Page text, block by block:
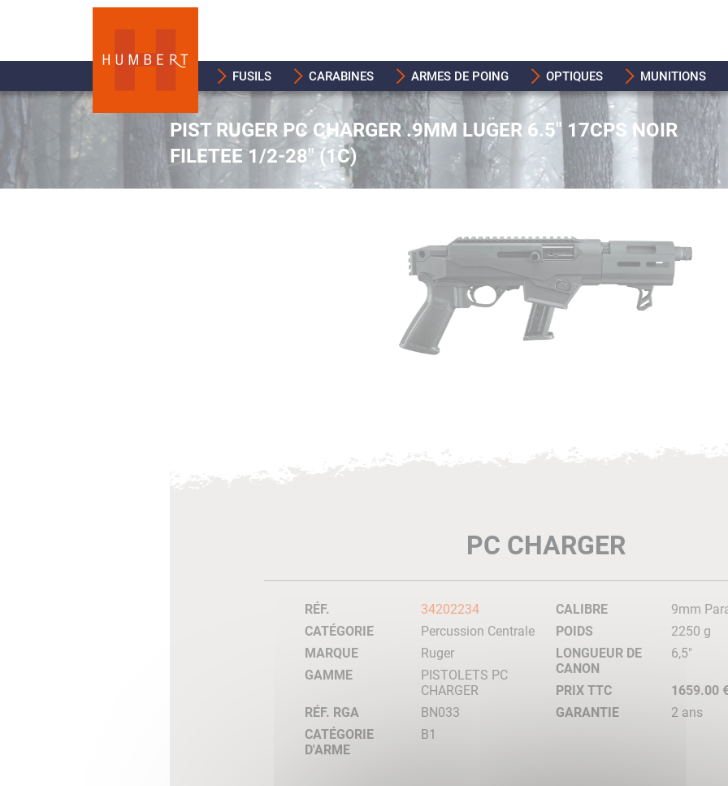
FUSILS CARABINES ARMES DE POING OPTIQUES MUNITIONS
PIST RUGER PC CHARGER .9MM LUGER 6.5" 17CPS NOIR
FILETEE 1/2-28" (1C)
PC CHARGER
RÉF.
34202234
CATÉGORIE
Percussion Centrale
MARQUE
Ruger
GAMME
PISTOLETS PC
CHARGER
RÉF. RGA
BN033
CATÉGORIE
D'ARME
B1
CALIBRE
9mm
POIDS
2250 g
LONGUEUR DE
CANON
6,5"
PRIX TTC
1659.00
GARANTIE
2 ans